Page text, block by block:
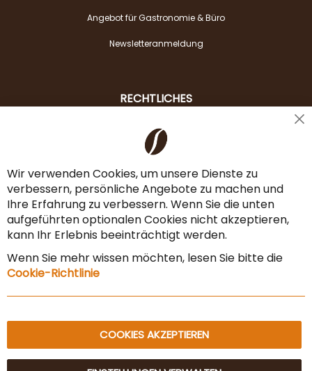
Angebot für Gastronomie & Büro
Newsletteranmeldung
RECHTLICHES
Liefer- & Versandkosten
AGB & Widerrufsrecht
Vertrag widerrufen
Impressum
Datenschutz & Sicherheit
Wir verwenden Cookies, um unsere Dienste zu
verbessern, persönliche Angebote zu machen und
Ihre Erfahrung zu verbessern. Wenn Sie die unten
aufgeführten optionalen Cookies nicht akzeptieren,
kann Ihr Erlebnis beeinträchtigt werden.
Wenn Sie mehr wissen möchten, lesen Sie bitte die
Cookie-Richtlinie
COOKIES AKZEPTIEREN